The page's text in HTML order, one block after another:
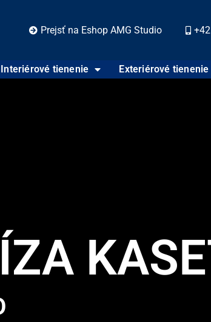
Prejsť na Eshop AMG Studio
Interiérové tienenie Exteriérové tienenie